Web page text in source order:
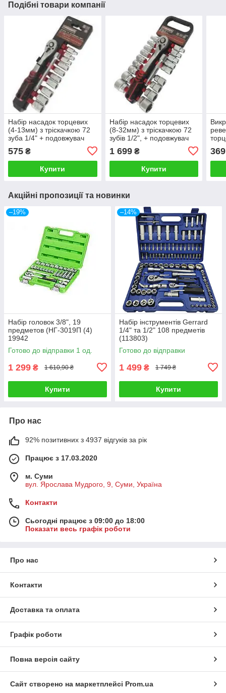
Подібні товари компанії
Набір насадок торцевих
(4-13мм) з тріскачкою 72
зуба 1/4" + подовжувач
MO HAISSER(70109)
575 ₴
Купити
Набір насадок торцевих
(8-32мм) з тріскачкою 72
зубів 1/2", + подовжувач
MO HAISSER(70112)
1 699₴
Купити
369
Акційні пропозиції та новинки
–19%
Набір головок 3/8", 19
предметов (НГ-3019П (4)
19942
Готово до відправки 1 од.
1 299 ₴ 1 610,90 ₴
Купити
–14%
Набір інструментів Gerrard
1/4" та 1/2" 108 предметів
(113803)
Готово до відправки
1 499 ₴ 1 749 ₴
Купити
Про нас
92% позитивних з 4937 відгуків за рік
Працює з 17.03.2020
м. Суми
вул. Ярослава Мудрого, 9, Суми, Україна
Контакти
Сьогодні працює з 09:00 до 18:00
Показати весь графік роботи
Про нас
Контакти
Доставка та оплата
Графік роботи
Повна версія сайту
Сайт створено на маркетплейсі Prom.ua